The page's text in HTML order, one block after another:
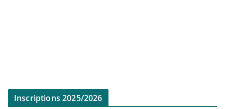
Inscriptions 2025/2026